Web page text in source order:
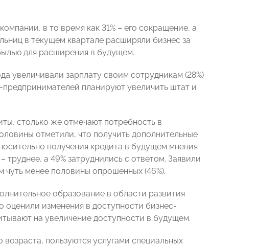
в то время как 31% – его сокращение, а
в текущем квартале расширяли бизнес за
для расширения в будущем.
увеличивали зарплату своим сотрудникам (28%)
планируют увеличить штат и
столько же отмечают потребность в
отметили, что получить дополнительные
получения кредита в будущем мнения
труднее, а 49% затруднились с ответом. Заявили
менее половины опрошенных (46%).
образование в области развития
оценили изменения в доступности бизнес-
на увеличение доступности в будущем.
пользуются услугами специальных